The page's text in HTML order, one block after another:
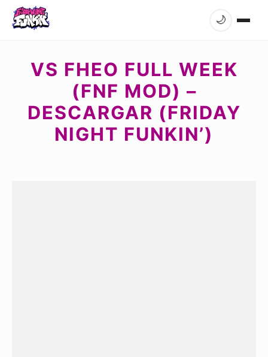
🌙
VS FHEO FULL WEEK
(FNF MOD) –
DESCARGAR (FRIDAY
NIGHT FUNKIN’)